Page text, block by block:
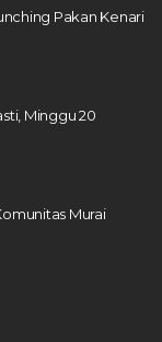
Pakan Kenari
Minggu 20
Murai